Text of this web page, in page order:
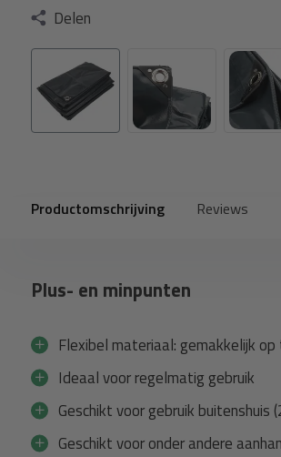
Delen
Productomschrijving Reviews
Plus- en minpunten
Flexibel materiaal: gemakkelijk
Ideaal voor regelmatig gebruik
Geschikt voor gebruik buitenshuis
Geschikt voor onder andere